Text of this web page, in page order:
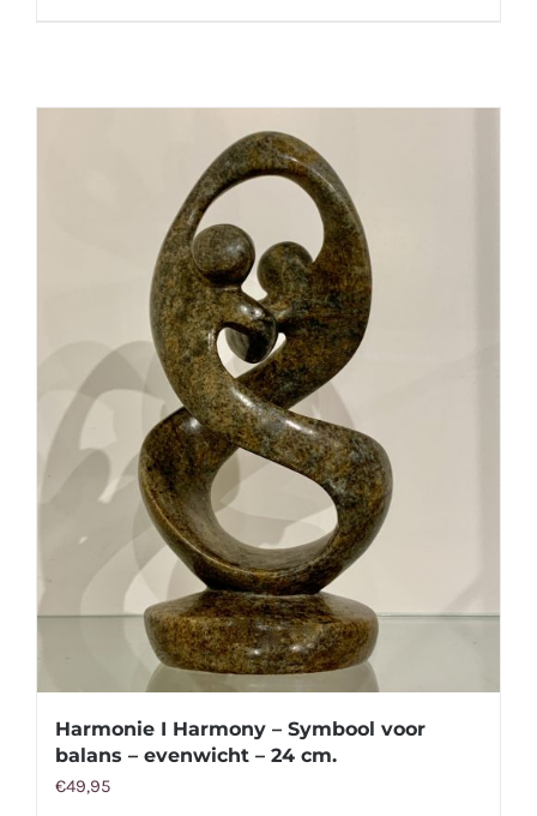
Harmonie I Harmony – Symbool voor
balans – evenwicht – 24 cm.
€49,95